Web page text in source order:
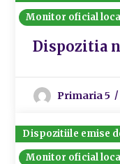
Monitor oficial
Dispozitia
Primaria 5
Dispozitiile emise
Monitor oficial